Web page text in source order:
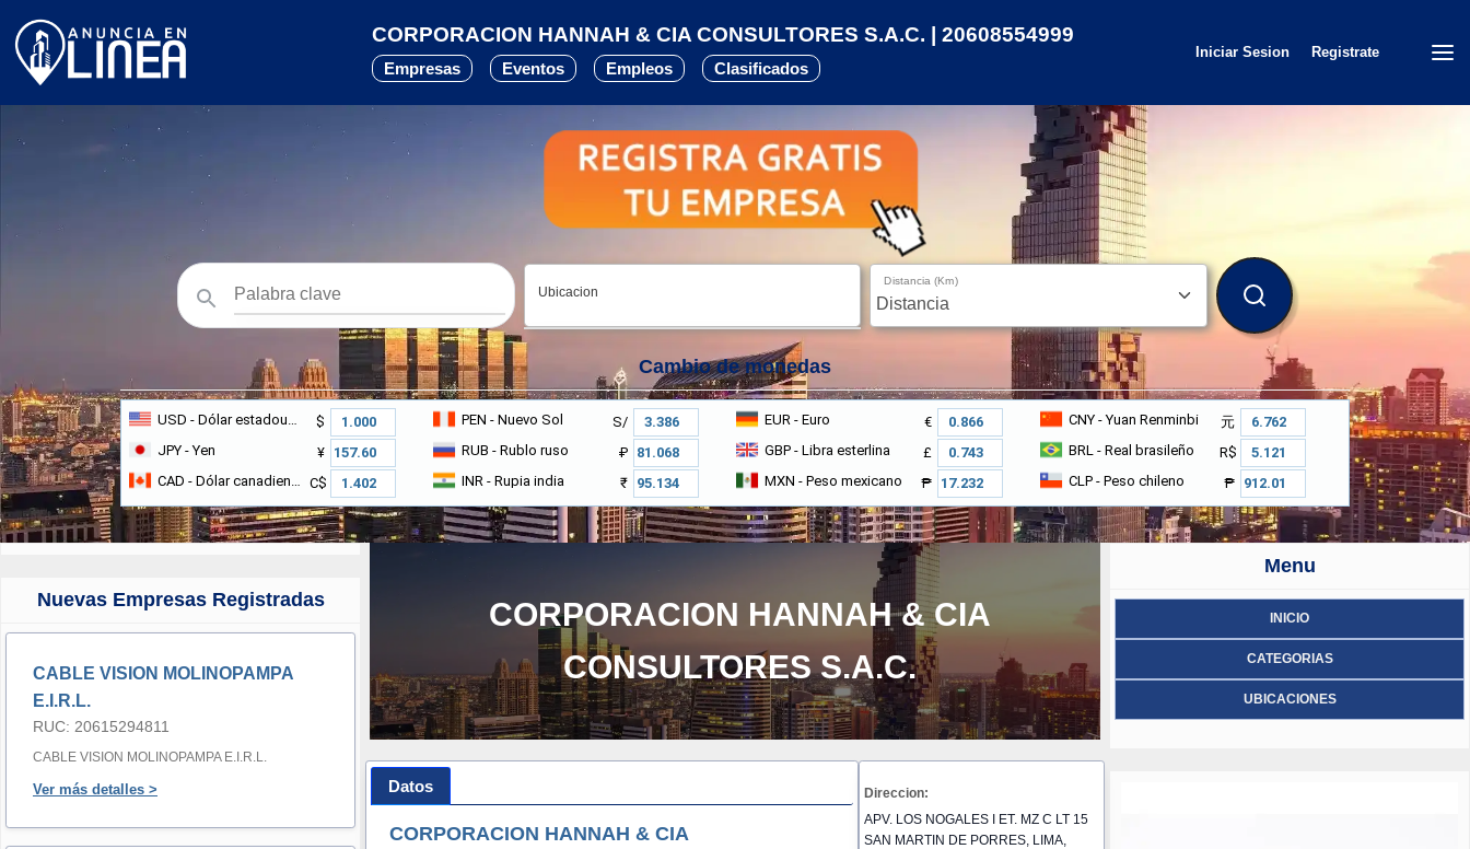
CORPORACION HANNAH & CIA CONSULTORES S.A.C. | 20608554999
Empresas Eventos Empleos Clasificados
Iniciar Sesion Registrate
Ubicacion
Distancia (Km)
BUSCAR
Cambio de monedas
USD - Dólar estadounidense $ PEN - Nuevo Sol S/ EUR - Euro € CNY- Yuan Renminbi
元
JPY - Yen ¥ RUB - Rublo ruso ₽ GBP - Libra esterlina £ BRL - Real brasileño
R$
CAD - Dólar canadiense C$ INR - Rupia india ₹ MXN - Peso mexicano ₱ CLP- Peso chileno ₱
Nuevas Empresas Registradas
CABLE VISION MOLINOPAMPA
E.I.R.L.
RUC: 20615294811
CABLE VISION MOLINOPAMPA E.I.R.L.
Ver más detalles >
CORPORACION HANNAH & CIA
CONSULTORES S.A.C.
Datos
CORPORACION HANNAH & CIA
Direccion:
APV. LOS NOGALES I ET. MZ C LT 15
SAN MARTIN DE PORRES, LIMA,
Menu
INICIO
CATEGORIAS
UBICACIONES